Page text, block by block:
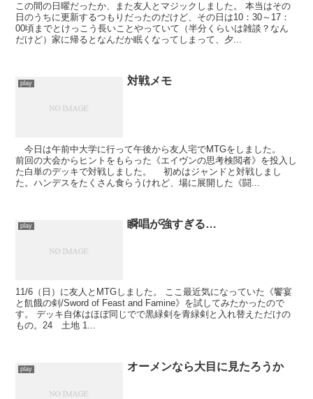
この間の日曜だったか、また友人とマジックしました。 本当はその
日のうちに更新するつもりだったのだけど、その日は10：30～17：
00頃までとけっこう長いことやっていて（半分くらいは雑談？なん
だけど）家に帰るとなんだか眠くなってしまって、夕...
play 対戦メモ
今日は午前中大学に行って午後から友人宅でMTGをしました。
前回の大会からヒントをもらった《エイヴンの思考検閲者》を投入し
た白単のデッキで対戦しました。 初めはジャンドと対戦しまし
た。ハンデスをたくさん食らうけれど、場に展開した《闘...
play 瞬唱が強すぎる…
11/6（日）に友人とMTGしました。 ここ最近気になっていた《饗宴
と飢餓の剣/Sword of Feast and Famine》を試してみたかったので
す。 デッキ自体はほぼ同じでで黒緑剣を青緑剣と入れ替えただけの
もの。24 土地 1...
play オーメンなら大目に見たろうか